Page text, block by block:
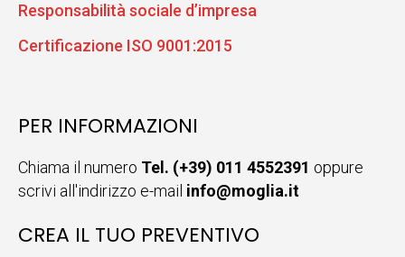
Responsabilità sociale d’impresa
Certificazione ISO 9001:2015
PER INFORMAZIONI
Chiama il numero Tel. (+39) 011 4552391 oppure
scrivi all'indirizzo e-mail info@moglia.it
CREA IL TUO PREVENTIVO